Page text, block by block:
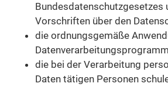
Bundesdatenschutzgesetzes
Vorschriften über den
die ordnungsgemäße
die bei der Verarbeitung
Daten tätigen Personen